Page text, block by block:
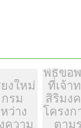
งใหม่
รม
ว่าง
ความ
พิธีขอ
ที่เจ้า
สิริมง
โครงก
ตาม